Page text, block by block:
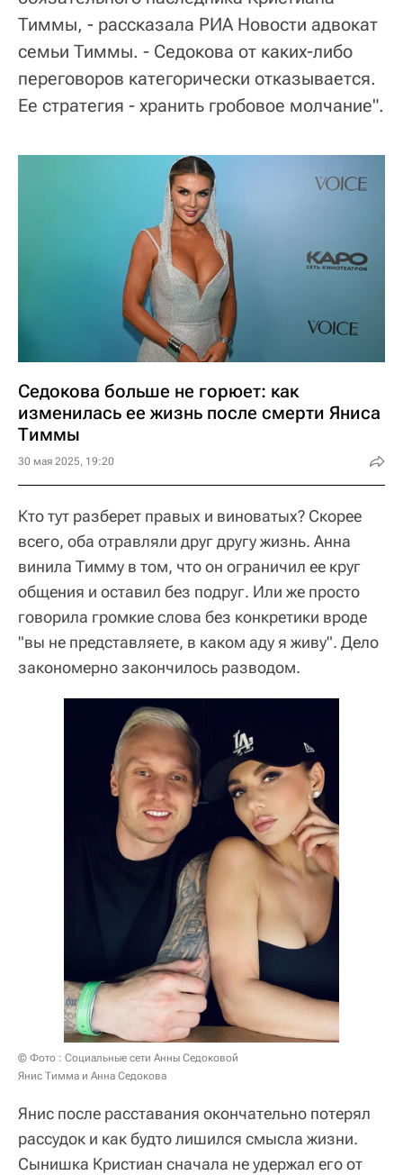
Тиммы, - рассказала РИА Новости адвокат
семьи Тиммы. - Седокова от каких-либо
переговоров категорически отказывается.
Ее стратегия - хранить гробовое молчание".
Седокова больше не горюет: как
изменилась ее жизнь после смерти Яниса
Тиммы
30 мая 2025, 19:20
Кто тут разберет правых и виноватых? Скорее
всего, оба отравляли друг другу жизнь. Анна
винила Тимму в том, что он ограничил ее круг
общения и оставил без подруг. Или же просто
говорила громкие слова без конкретики вроде
"вы не представляете, в каком аду я живу". Дело
закономерно закончилось разводом.
© Фото : Социальные сети Анны Седоковой
Янис Тимма и Анна Седокова
Янис после расставания окончательно потерял
рассудок и как будто лишился смысла жизни.
Сынишка Кристиан сначала не удержал его от